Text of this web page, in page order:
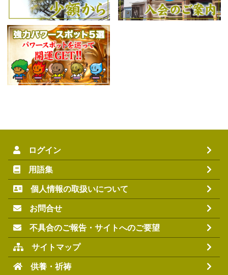
ログイン
用語集
個人情報の取扱いについて
お問合せ
不具合のご報告・サイトへのご要望
サイトマップ
供養・祈祷